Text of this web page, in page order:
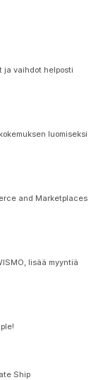
ja vaihdot helposti
luomiseksi
and Marketplaces
lisää myyntiä
Ship